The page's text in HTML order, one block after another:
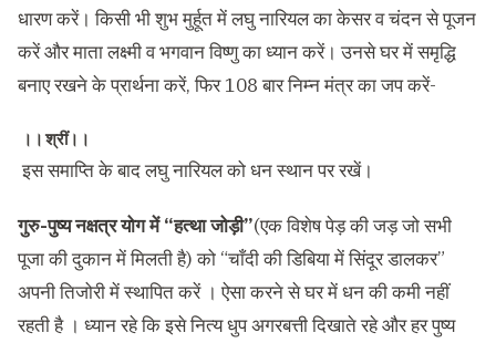
धारण करें। किसी भी शुभ मुर्हूत में लघु नारियल का केसर व चंदन से पूजन
करें और माता लक्ष्मी व भगवान विष्णु का ध्यान करें। उनसे घर में समृद्धि
बनाए रखने के प्रार्थना करें, फिर 108 बार निम्न मंत्र का जप करें-
।। श्रीं।।
इस समाप्ति के बाद लघु नारियल को धन स्थान पर रखें।
गुरु-पुष्य नक्षत्र योग में “हत्था जोड़ी”(एक विशेष पेड़ की जड़ जो सभी
पूजा की दुकान में मिलती है) को “चाँदी की डिबिया में सिंदूर डालकर”
अपनी तिजोरी में स्थापित करें । ऐसा करने से घर में धन की कमी नहीं
रहती है । ध्यान रहे कि इसे नित्य धुप अगरबत्ती दिखाते रहे और हर पुष्य